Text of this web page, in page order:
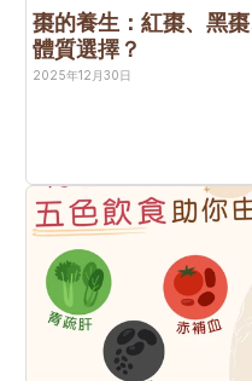
棗的養生：紅棗、黑
體質選擇？
2025年12月30日